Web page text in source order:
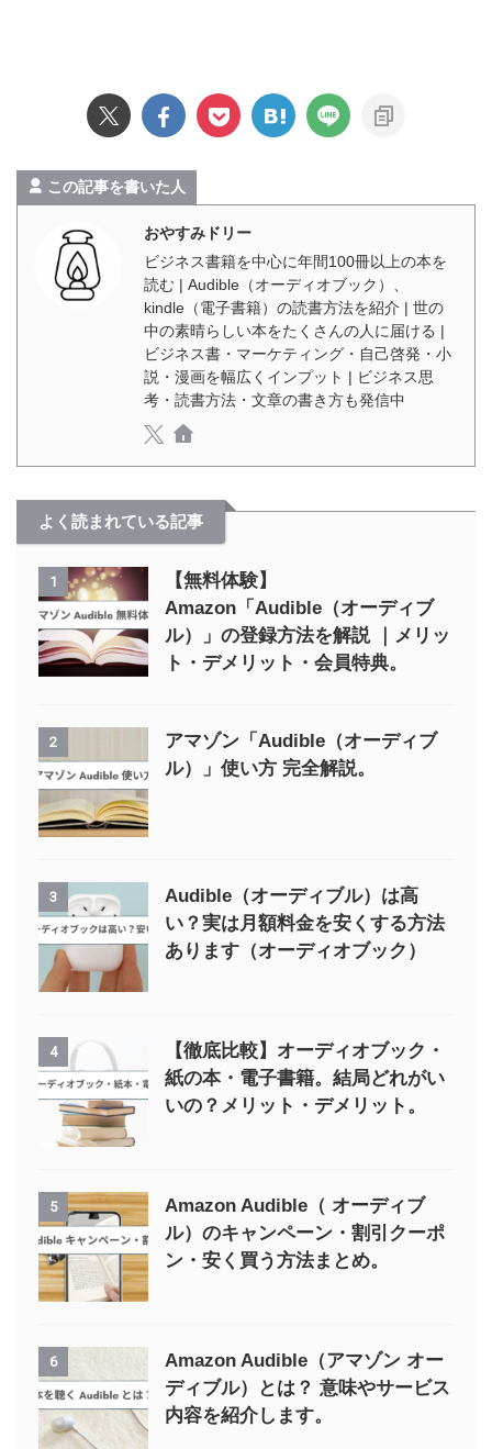
この記事を書いた人
おやすみドリー
ビジネス書籍を中心に年間100冊以上の本を
読む | Audible（オーディオブック）、
kindle（電子書籍）の読書方法を紹介 | 世の
中の素晴らしい本をたくさんの人に届ける |
ビジネス書・マーケティング・自己啓発・小
説・漫画を幅広くインプット | ビジネス思
考・読書方法・文章の書き方も発信中
よく読まれている記事
1
【無料体験】
Amazon「Audible（オーディブ
ル）」の登録方法を解説 ｜メリッ
ト・デメリット・会員特典。
2
アマゾン「Audible（オーディブ
ル）」使い方 完全解説。
3
Audible（オーディブル）は高
い？実は月額料金を安くする方法
あります（オーディオブック）
4
【徹底比較】オーディオブック・
紙の本・電子書籍。結局どれがい
いの？メリット・デメリット。
5
Amazon Audible（ オーディブ
ル）のキャンペーン・割引クーポ
ン・安く買う方法まとめ。
6
Amazon Audible（アマゾン オー
ディブル）とは？ 意味やサービス
内容を紹介します。